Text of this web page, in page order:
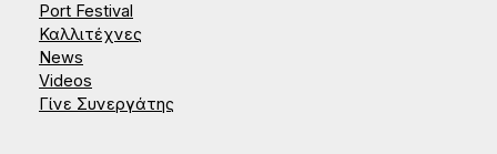
Port Festival
Καλλιτέχνες
News
Videos
Γίνε Συνεργάτης